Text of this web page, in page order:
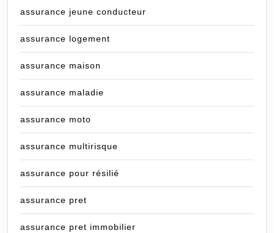
assurance jeune conducteur
assurance logement
assurance maison
assurance maladie
assurance moto
assurance multirisque
assurance pour résilié
assurance pret
assurance pret immobilier